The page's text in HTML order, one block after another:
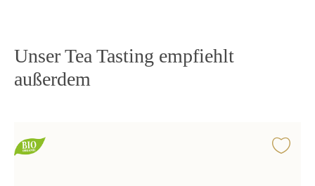
Unser Tea Tasting empfiehlt
außerdem